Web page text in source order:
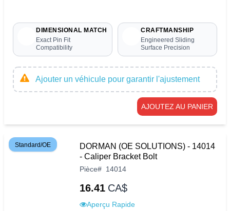
DIMENSIONAL MATCH
Exact Pin Fit
Compatibility
CRAFTMANSHIP
Engineered Sliding
Surface Precision
Ajouter un véhicule pour garantir l'ajustement
AJOUTEZ AU PANIER
Standard/OE
DORMAN (OE SOLUTIONS) - 14014
- Caliper Bracket Bolt
Pièce# 14014
16.41 CA$
Aperçu Rapide